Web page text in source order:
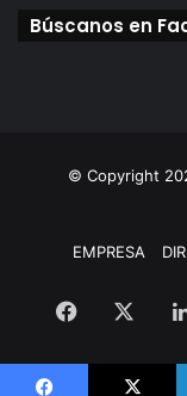
Búscanos en
© Copyright
EMPRESA
Facebook